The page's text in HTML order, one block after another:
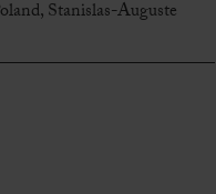
Stanislas-Auguste